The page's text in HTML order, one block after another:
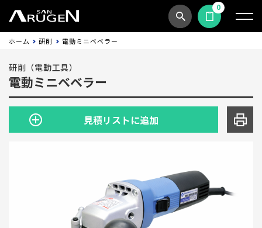
商品検索見積依頼する
0
ホーム 研削 電動ミニベベラー
研削（電動工具）
電動ミニベベラー
見積リストに追加